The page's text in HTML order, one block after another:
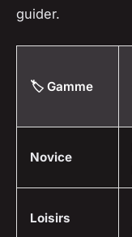
guider.
🏷️ Gamme
Novice
Loisirs